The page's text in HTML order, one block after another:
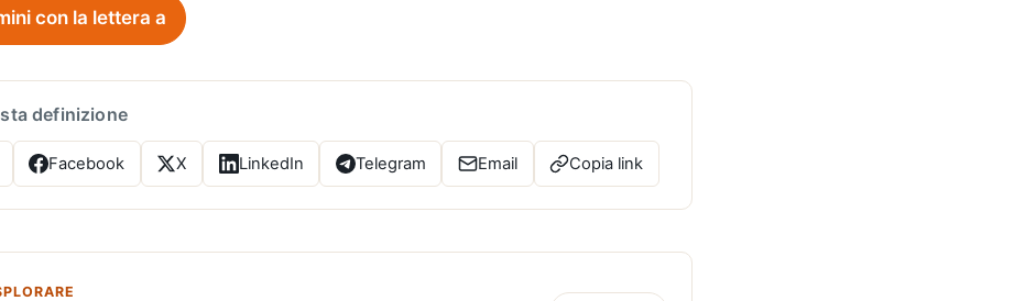
con la lettera a
definizione
Facebook X LinkedIn Telegram Email Copia link